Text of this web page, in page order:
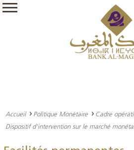
Accueil Politique Monétaire
Cadre
Dispositif d’intervention sur le marché